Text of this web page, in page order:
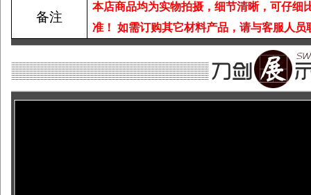
备注
本店商品均为实物拍摄，细节清晰，可仔细
准！ 如需订购其它材料产品，请与客服人员